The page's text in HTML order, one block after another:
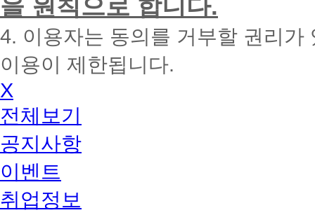
을 원칙으로 합니다.
4. 이용자는 동의를 거부할 권리
이용이 제한됩니다.
X
전체보기
공지사항
이벤트
취업정보